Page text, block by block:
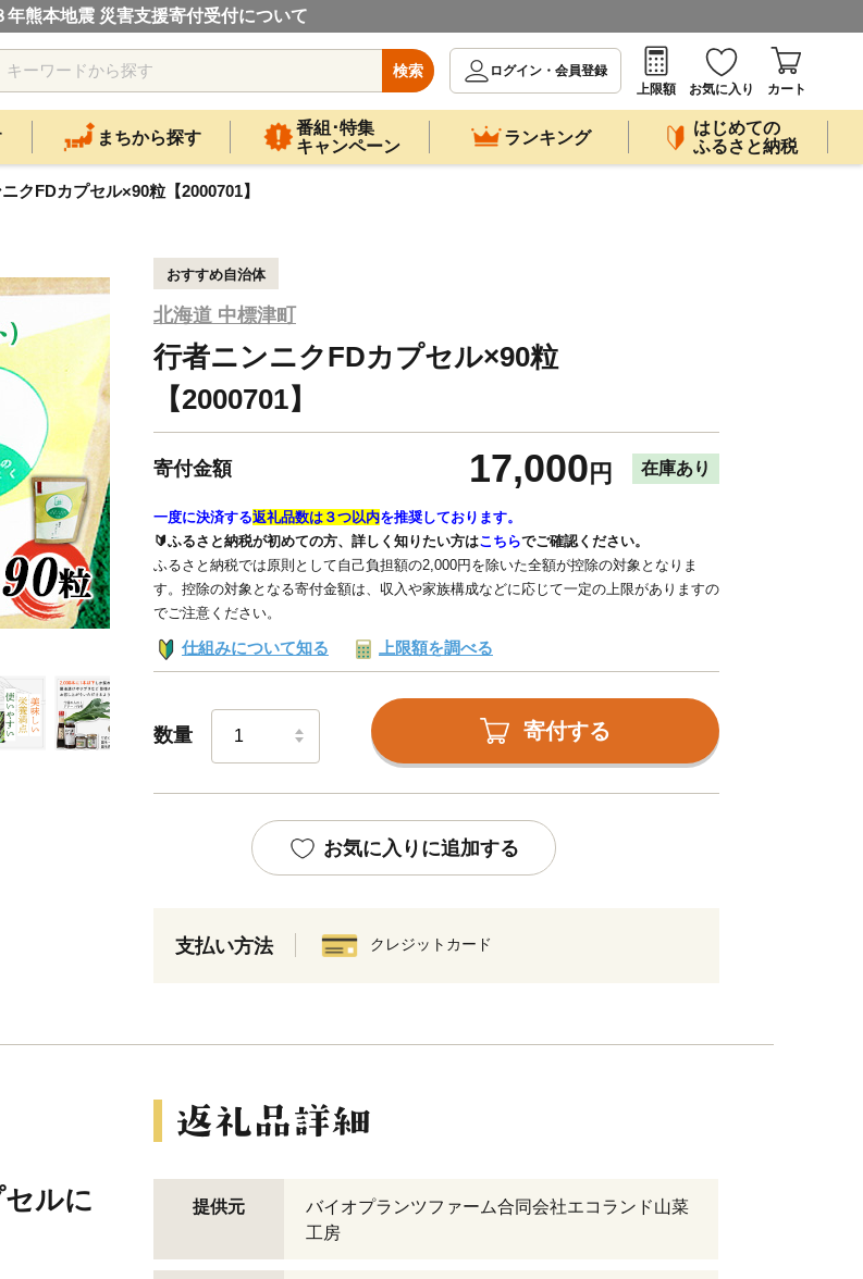
年熊本地震 災害支援寄付受付について
検索
ログイン・会員登録
上限額
お気に入り カート
まちから探す
番組･特集
キャンペーン
ランキング
はじめての
ふるさと納税
クFDカプセル×90粒【2000701】
おすすめ自治体
北海道 中標津町
行者ニンニクFDカプセル×90粒
【2000701】
寄付金額 17,000 円 在庫あり
一度に決済する返礼品数は３つ以内を推奨しております。
🔰ふるさと納税が初めての方、詳しく知りたい方はこちらでご確認ください。
ふるさと納税では原則として自己負担額の2,000円を除いた全額が控除の対象となりま
す。控除の対象となる寄付金額は、収入や家族構成などに応じて一定の上限がありますの
でご注意ください。
仕組みについて知る 上限額を調べる
数量 寄付する
お気に入りに追加する
支払い方法 クレジットカード
ルに
提供元
バイオプランツファーム合同会社エコランド山菜
工房